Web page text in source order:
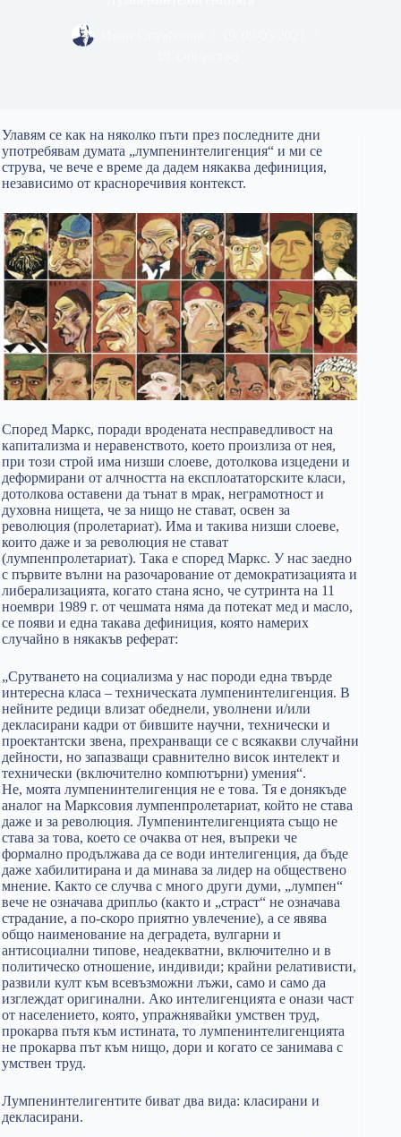
Улавям се как на няколко пъти през последните дни
употребявам думата „лумпенинтелигенция“ и ми се
струва, че вече е време да дадем някаква дефиниция,
независимо от красноречивия контекст.
Според Маркс, поради вродената несправедливост на
капитализма и неравенството, което произлиза от нея,
при този строй има низши слоеве, дотолкова изцедени и
деформирани от алчността на експлоататорските класи,
дотолкова оставени да тънат в мрак, неграмотност и
духовна нищета, че за нищо не стават, освен за
революция (пролетариат). Има и такива низши слоеве,
които даже и за революция не стават
(лумпенпролетариат). Така е според Маркс. У нас заедно
с първите вълни на разочарование от демократизацията и
либерализацията, когато стана ясно, че сутринта на 11
ноември 1989 г. от чешмата няма да потекат мед и масло,
се появи и една такава дефиниция, която намерих
случайно в някакъв реферат:
„Срутването на социализма у нас породи една твърде
интересна класа ­– техническата лумпенинтелигенция. В
нейните редици влизат обеднели, уволнени и/или
декласирани кадри от бившите научни, технически и
проектантски звена, прехранващи се с всякакви случайни
дейности, но запазващи сравнително висок интелект и
технически (включително компютърни) умения“.
Не, моята лумпенинтелигенция не е това. Тя е донякъде
аналог на Марксовия лумпенпролетариат, който не става
даже и за революция. Лумпенинтелигенцията също не
става за това, което се очаква от нея, въпреки че
формално продължава да се води интелигенция, да бъде
даже хабилитирана и да минава за лидер на обществено
мнение. Както се случва с много други думи, „лумпен“
вече не означава дрипльо (както и „страст“ не означава
страдание, а по-скоро приятно увлечение), а се явява
общо наименование на деградета, вулгарни и
антисоциални типове, неадекватни, включително и в
политическо отношение, индивиди; крайни релативисти,
развили култ към всевъзможни лъжи, само и само да
изглеждат оригинални. Ако интелигенцията е онази част
от населението, която, упражнявайки умствен труд,
прокарва пътя към истината, то лумпенинтелигенцията
не прокарва път към нищо, дори и когато се занимава с
умствен труд.
Лумпенинтелигентите биват два вида: класирани и
декласирани.